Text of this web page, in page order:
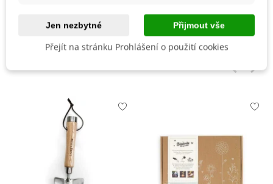
Jen nezbytné Přijmout vše
Přejít na stránku Prohlášení o použití cookies